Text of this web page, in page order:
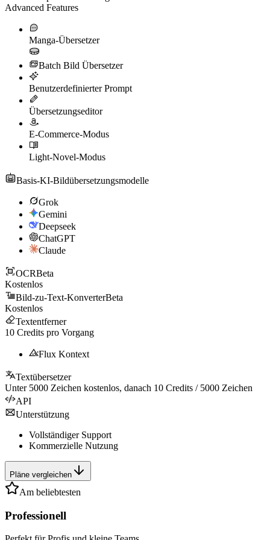
Advanced Features
Manga-Übersetzer
Batch Bild Übersetzer
Benutzerdefinierter Prompt
Übersetzungseditor
E-Commerce-Modus
Light-Novel-Modus
Basis-KI-Bildübersetzungsmodelle
Grok
Gemini
Deepseek
ChatGPT
Claude
OCRBeta
Kostenlos
Bild-zu-Text-KonverterBeta
Kostenlos
Textentferner
10 Credits pro Vorgang
Flux Kontext
Textübersetzer
Unter 5000 Zeichen kostenlos, danach 10 Credits / 5000 Zeichen
API
Unterstützung
Vollständiger Support
Kommerzielle Nutzung
Pläne vergleichen
Am beliebtesten
Professionell